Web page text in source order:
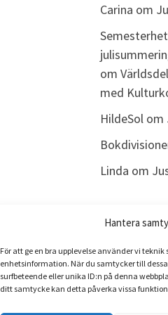
Hantera
För att ge en bra upplevelse använder vi
enhetsinformation. När du samtycker till
surfbeteende eller unika ID:n på denna
ditt samtycke kan detta påverka vissa
Carina om
om
med
HildeSolom
Linda om
ARKIV
Arkiv